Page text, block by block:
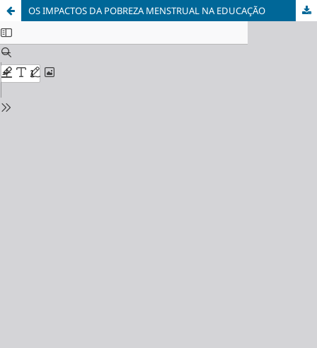
OS IMPACTOS DA POBREZA MENSTRUAL NA EDUCAÇÃO